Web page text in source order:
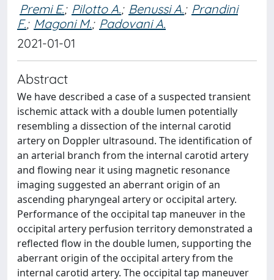
Premi E.; Pilotto A.; Benussi A.; Prandini
F.; Magoni M.; Padovani A.
2021-01-01
Abstract
We have described a case of a suspected transient
ischemic attack with a double lumen potentially
resembling a dissection of the internal carotid
artery on Doppler ultrasound. The identification of
an arterial branch from the internal carotid artery
and flowing near it using magnetic resonance
imaging suggested an aberrant origin of an
ascending pharyngeal artery or occipital artery.
Performance of the occipital tap maneuver in the
occipital artery perfusion territory demonstrated a
reflected flow in the double lumen, supporting the
aberrant origin of the occipital artery from the
internal carotid artery. The occipital tap maneuver